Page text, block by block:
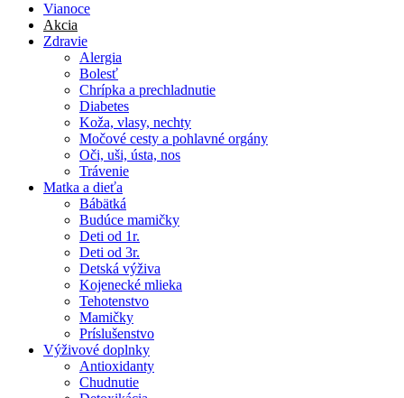
Vianoce
Akcia
Zdravie
Alergia
Bolesť
Chrípka a prechladnutie
Diabetes
Koža, vlasy, nechty
Močové cesty a pohlavné orgány
Oči, uši, ústa, nos
Trávenie
Matka a dieťa
Bábätká
Budúce mamičky
Deti od 1r.
Deti od 3r.
Detská výživa
Kojenecké mlieka
Tehotenstvo
Mamičky
Príslušenstvo
Výživové doplnky
Antioxidanty
Chudnutie